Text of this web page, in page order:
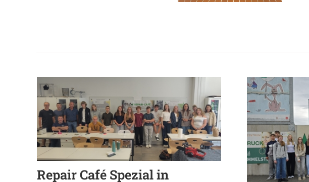
Repair Café Spezial in